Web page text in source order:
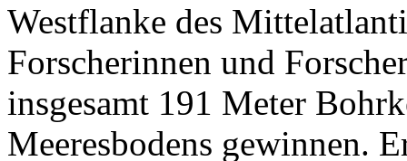
Westflanke des
Forscherinnen und
insgesamt 191 Meter
Meeresbodens gewinnen.